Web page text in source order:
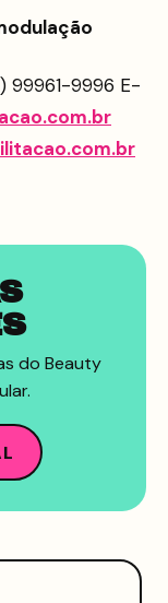
99961-9996 E-
do Beauty